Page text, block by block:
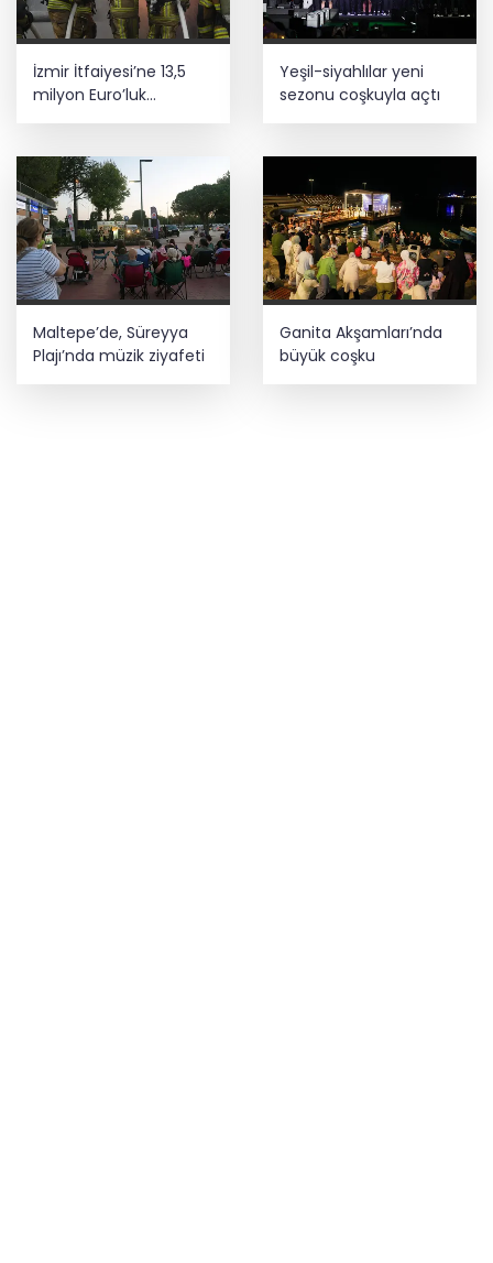
İzmir İtfaiyesi’ne 13,5
milyon Euro’luk
teknoloji yatırımı
Yeşil-siyahlılar yeni
sezonu coşkuyla açtı
Maltepe’de, Süreyya
Plajı’nda müzik ziyafeti
Ganita Akşamları’nda
büyük coşku